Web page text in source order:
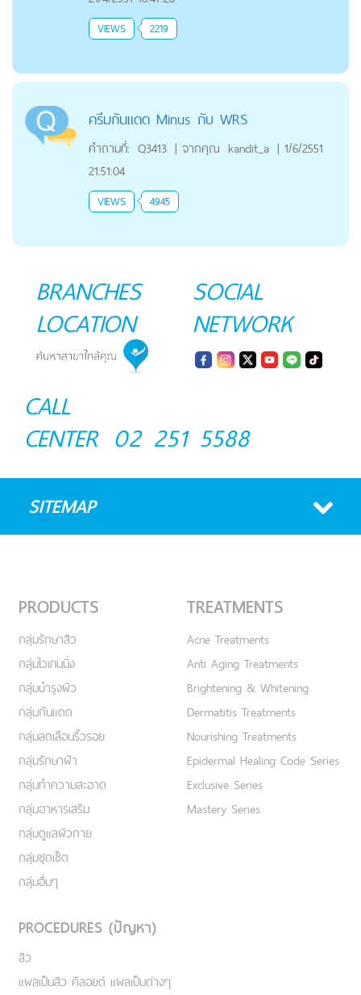
VIEWS 2219
ครีมกันแดด Minus กับ WRS
คำถามที่: Q3413 | จากคุณ kandit_a | 1/6/2551
21:51:04
VIEWS 4945
BRANCHES
LOCATION
SOCIAL
NETWORK
CALL
CENTER 02 251 5588
SITEMAP
PRODUCTS
กลุ่มรักษาสิว
กลุ่มไวเทนนิ่ง
กลุ่มบำรุงผิว
กลุ่มกันแดด
กลุ่มลดเลือนริ้วรอย
กลุ่มรักษาฝ้า
กลุ่มทำความสะอาด
กลุ่มอาหารเสริม
กลุ่มดูแลผิวกาย
กลุ่มชุดเซ็ต
กลุ่มอื่นๆ
TREATMENTS
Acne Treatments
Anti Aging Treatments
Brightening & Whitening
Dermatitis Treatments
Nourishing Treatments
Epidermal Healing Code Series
Exclusive Series
Mastery Series
PROCEDURES (ปัญหา)
สิว
แผลเป็นสิว คีลอยด์ แผลเป็นต่างๆ